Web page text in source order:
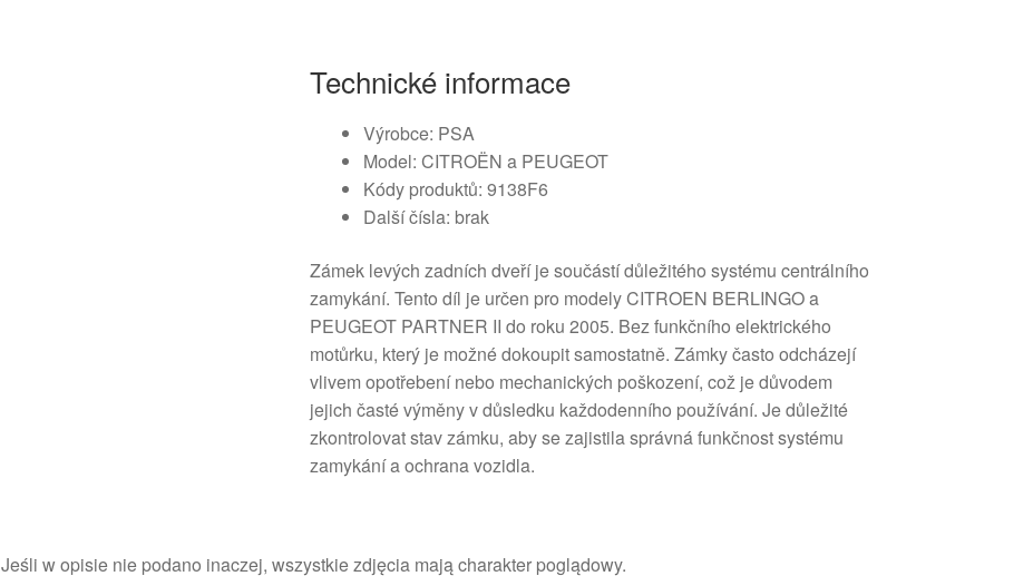
Technické informace
Výrobce: PSA
Model: CITROËN a PEUGEOT
Kódy produktů: 9138F6
Další čísla: brak
Zámek levých zadních dveří je součástí důležitého systému centrálního
zamykání. Tento díl je určen pro modely CITROEN BERLINGO a
PEUGEOT PARTNER II do roku 2005. Bez funkčního elektrického
motůrku, který je možné dokoupit samostatně. Zámky často odcházejí
vlivem opotřebení nebo mechanických poškození, což je důvodem
jejich časté výměny v důsledku každodenního používání. Je důležité
zkontrolovat stav zámku, aby se zajistila správná funkčnost systému
zamykání a ochrana vozidla.
Jeśli w opisie nie podano inaczej, wszystkie zdjęcia mają charakter poglądowy.